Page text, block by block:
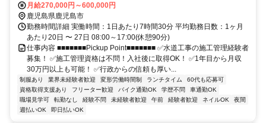
月給270,000円～600,000円
鹿児島県鹿児島市
勤務時間詳細 実働時間：1日あたり7時間30分 平均勤務日数：1ヶ月
あたり20日 〜 27日 08:00～17:00(休憩90分)
仕事内容 ■■■■■■■Pickup Point■■■■■■■ ✅水道工事の施工管理経験者
募集！ ✅施工管理資格は不問！入社後に取得OK！ ✅1年目から月収
30万円以上も可能！ ✅行政からの信頼も厚い...
制服あり 業界未経験者歓迎 変形労働時間制 ランチタイム
60代も応募可
資格取得支援あり
フリーター歓迎 バイク通勤OK 学歴不問
車通勤OK
職場見学可
転勤なし 経験不問 未経験者歓迎 午前 経験者歓迎 ネイルOK
夜間
週払いOK
即日払いOK